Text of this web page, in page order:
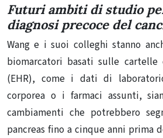
Futuri ambiti di studio
diagnosi precoce del
Wang e i suoi colleghi stanno
biomarcatori basati sulle
(EHR), come i dati di
corporea o i farmaci assunti,
cambiamenti che potrebbero
pancreas fino a cinque anni prima